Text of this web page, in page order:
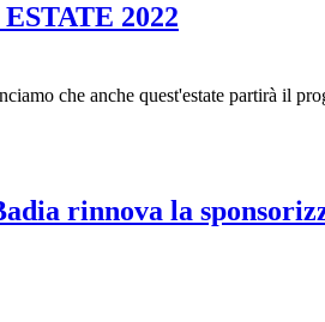
2022
che anche quest'estate partirà il
rinnova la